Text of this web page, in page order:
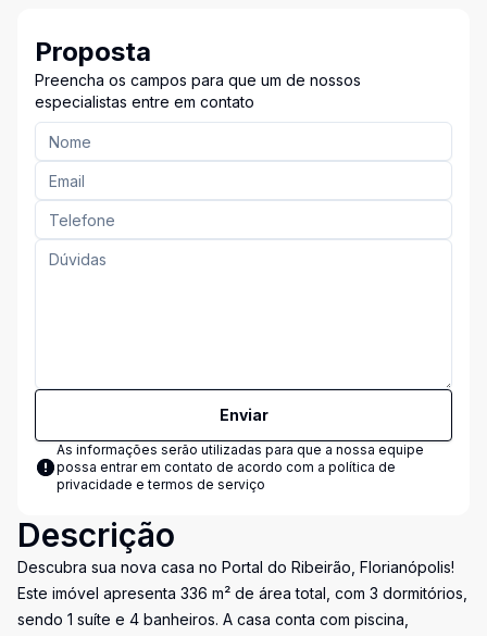
Proposta
Preencha os campos para que um de nossos
especialistas entre em contato
Enviar
As informações serão utilizadas para que a nossa equipe
possa entrar em contato de acordo com a política de
privacidade e termos de serviço
Descrição
Descubra sua nova casa no Portal do Ribeirão, Florianópolis!
Este imóvel apresenta 336 m² de área total, com 3 dormitórios,
sendo 1 suíte e 4 banheiros. A casa conta com piscina,